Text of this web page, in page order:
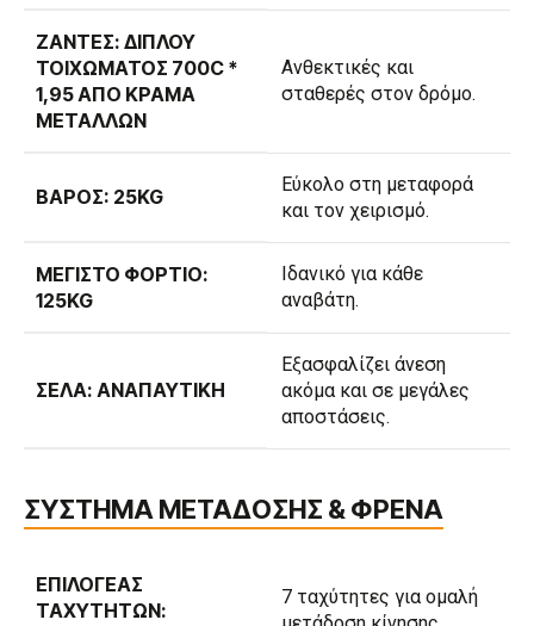
ΖΆΝΤΕΣ: ΔΙΠΛΟΎ
ΤΟΙΧΏΜΑΤΟΣ 700C *
1,95 ΑΠΌ ΚΡΆΜΑ
ΜΕΤΆΛΛΩΝ
Ανθεκτικές και
σταθερές στον δρόμο.
ΒΆΡΟΣ: 25KG
Εύκολο στη μεταφορά
και τον χειρισμό.
ΜΈΓΙΣΤΟ ΦΟΡΤΊΟ:
125KG
Ιδανικό για κάθε
αναβάτη.
ΣΈΛΑ: ΑΝΑΠΑΥΤΙΚΉ
Εξασφαλίζει άνεση
ακόμα και σε μεγάλες
αποστάσεις.
ΣΥΣΤΗΜΑ ΜΕΤΑΔΟΣΗΣ & ΦΡΕΝΑ
ΕΠΙΛΟΓΈΑΣ
ΤΑΧΥΤΉΤΩΝ:
7 ταχύτητες για ομαλή